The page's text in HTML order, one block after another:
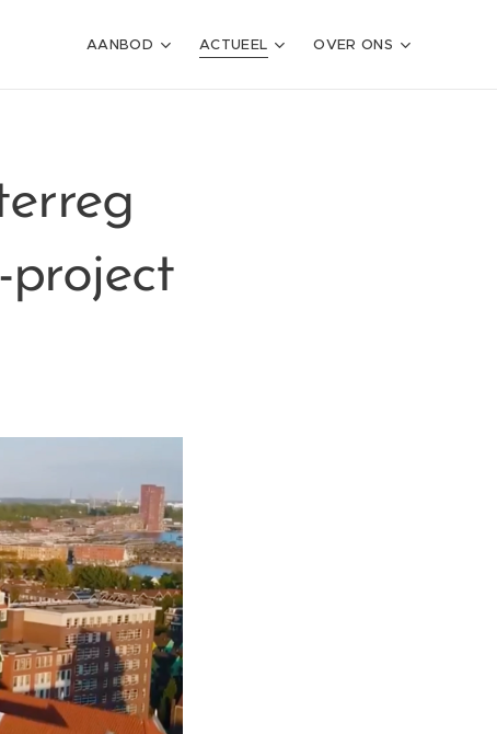
AANBOD ACTUEEL OVER ONS